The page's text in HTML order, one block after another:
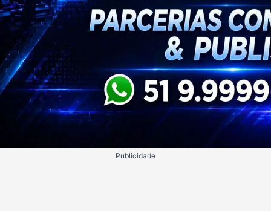
Publicidade